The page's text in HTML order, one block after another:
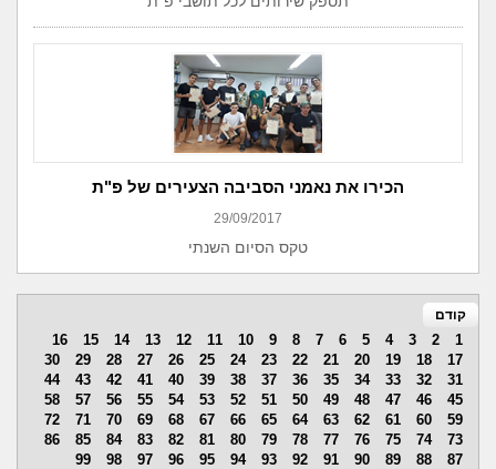
הכירו את נאמני הסביבה הצעירים של פ"ת
29/09/2017
טקס הסיום השנתי
קודם
1
2
3
4
5
6
7
8
9
10
11
12
13
14
15
16
17
18
19
20
21
22
23
24
25
26
27
28
29
30
31
32
33
34
35
36
37
38
39
40
41
42
43
44
45
46
47
48
49
50
51
52
53
54
55
56
57
58
59
60
61
62
63
64
65
66
67
68
69
70
71
72
73
74
75
76
77
78
79
80
81
82
83
84
85
86
87
88
89
90
91
92
93
94
95
96
97
98
99